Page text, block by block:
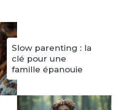
Slow parenting : la
clé pour une
famille épanouie